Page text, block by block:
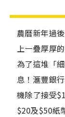
農曆新年過
上一疊厚厚
為了這堆「
息！滙豐銀
機除了接受
$20及$50紙